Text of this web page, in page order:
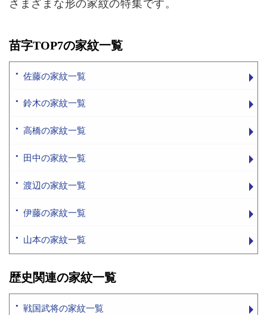
苗字TOP7の家紋一覧
佐藤の家紋一覧
鈴木の家紋一覧
高橋の家紋一覧
田中の家紋一覧
渡辺の家紋一覧
伊藤の家紋一覧
山本の家紋一覧
歴史関連の家紋一覧
戦国武将の家紋一覧